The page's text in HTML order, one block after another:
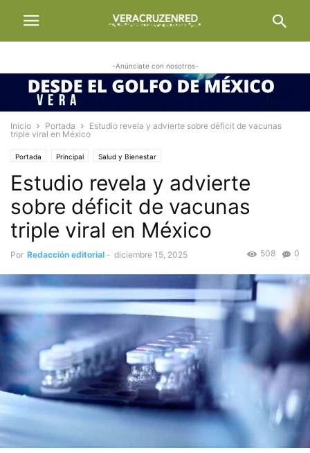
-Anúnciate con nosotros-
Inicio Portada
Estudio revela y advierte sobre déficit de vacunas
triple viral en México
Portada Principal Salud y Bienestar
Estudio revela y advierte
sobre déficit de vacunas
triple viral en México
Por Redacción editorial - diciembre 15, 2025 0
508